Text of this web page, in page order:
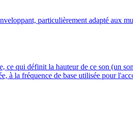
particulièrement adapté aux
ce qui définit la hauteur de ce son (un
à la fréquence de base utilisée pour